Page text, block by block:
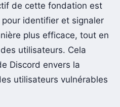
de cette fondation est
identifier et signaler
plus efficace, tout en
utilisateurs. Cela
Discord envers la
utilisateurs vulnérables